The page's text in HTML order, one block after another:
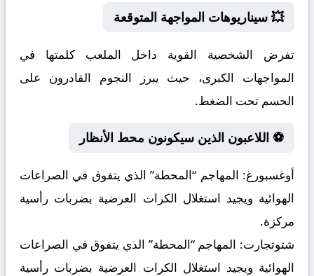
💥 سيناريوهات المواجهة المتوقعة
تفرض الشخصية القوية داخل الملعب كلمتها في
المواجهات الكبرى، حيث يبرز النجوم القادرون على
الحسم تحت الضغط.
⚽ اللاعبون الذين سيكونون محط الأنظار
أوغسبورغ: المهاجم “المحطة” الذي يتفوق في الصراعات
الهوائية ويجيد استغلال الكرات العرضية بضربات رأسية
مركزة.
شتوتجارت: المهاجم “المحطة” الذي يتفوق في الصراعات
الهوائية ويجيد استغلال الكرات العرضية بضربات رأسية